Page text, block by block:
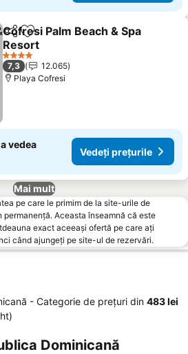
DistribuițiAdăugaţi la favorite
Cofresi Palm Beach & Spa
Resort
Vedeți prețurile
4 Stele
7,3
12.065
Playa Cofresi
vedea
Vedeți prețurile
Mai mult
pe care le primim de la site-urile de
permanență. Aceasta înseamnă că este
exact aceeași ofertă pe care ați
când ajungeți pe site-ul de rezervări.
- Categorie de preţuri din ‎483 lei
Dominicană